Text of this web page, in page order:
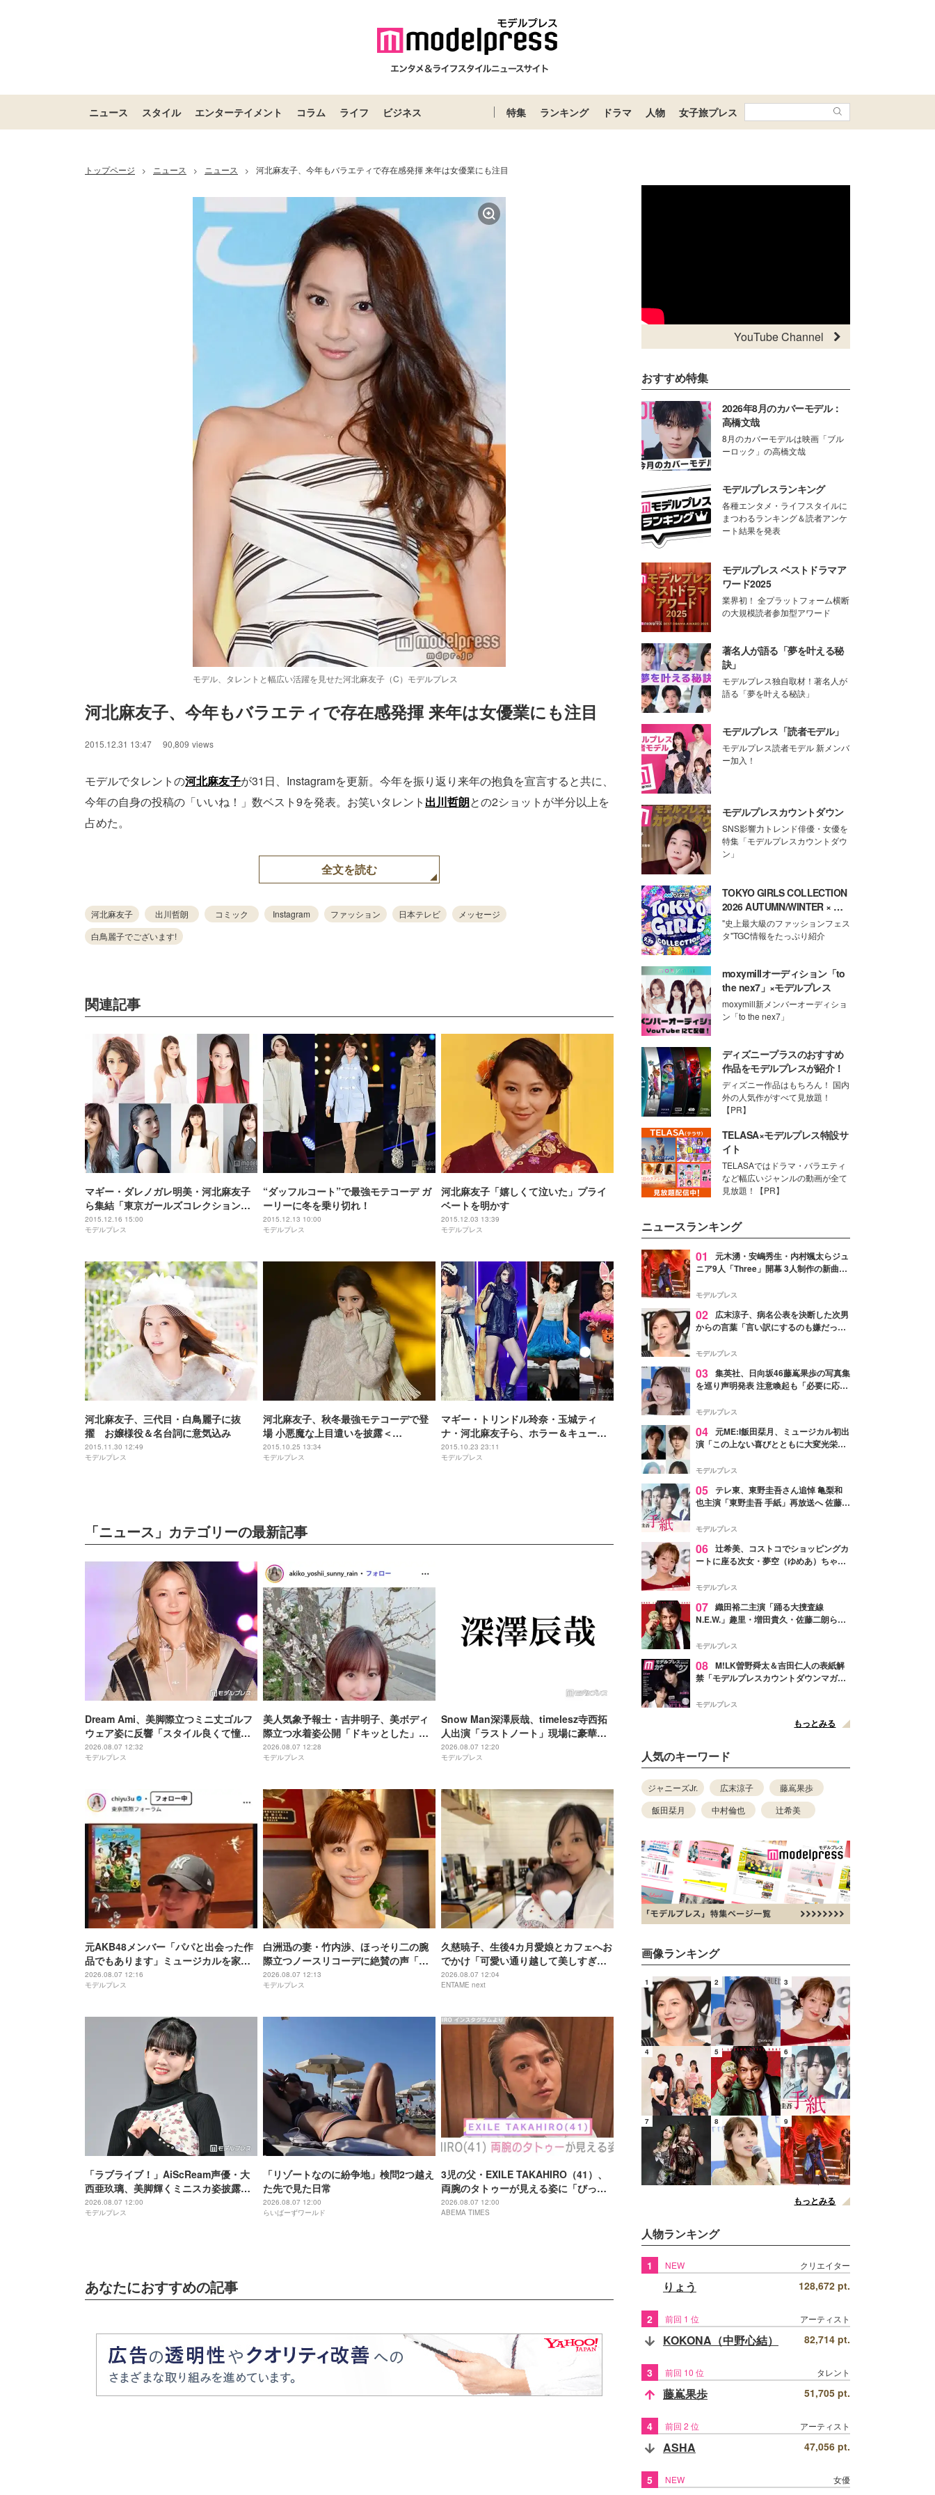
ニュース スタイル エンターテイメント コラム ライフ ビジネス 特集 ランキング ドラマ 人物 女子旅プレス
トップページ > ニュース > ニュース > 河北麻友子、今年もバラエティで存在感発揮 来年は女優業にも注目
モデル、タレントと幅広い活躍を見せた河北麻友子（C）モデルプレス
河北麻友子、今年もバラエティで存在感発揮 来年は女優業にも注目
2015.12.31 13:47 90,809 views
モデルでタレントの河北麻友子が31日、Instagramを更新。今年を振り返り来年の抱負を宣言すると共に、
今年の自身の投稿の「いいね！」数ベスト9を発表。お笑いタレント 出川哲朗との2ショットが半分以上を
占めた。
全文を読む
河北麻友子 出川哲朗 コミック Instagram ファッション 日本テレビ
メッセージ
白鳥麗子でございます!
関連記事
マギー・ダレノガレ明美・河北麻友子
ら集結「東京ガールズコレクション
2016 S／S」開催決定
2015.12.16 15:00
モデルプレス
“ダッフルコート”で最強モテコーデ ガ
ーリーに冬を乗り切れ！
2015.12.13 10:00
モデルプレス
河北麻友子「嬉しくて泣いた」プライ
ベートを明かす
2015.12.03 13:39
モデルプレス
河北麻友子、三代目・白鳥麗子に抜
擢 お嬢様役＆名台詞に意気込み
2015.11.30 12:49
モデルプレス
河北麻友子、秋冬最強モテコーデで登
場 小悪魔な上目遣いを披露＜
GirlsAward 2015 A／W＞
2015.10.25 13:34
モデルプレス
マギー・トリンドル玲奈・玉城ティ
ナ・河北麻友子ら、ホラー＆キュート
にハロウィンナイト彩る
2015.10.23 23:11
モデルプレス
「ニュース」カテゴリーの最新記事
Dream Ami、美脚際立つミニ丈ゴルフ
ウェア姿に反響「スタイル良くて憧れ
る」「緑色新鮮で可愛い」
2026.08.07 12:32
モデルプレス
美人気象予報士・吉井明子、美ボディ
際立つ水着姿公開「ドキッとした」
「理想的」の声
2026.08.07 12:28
モデルプレス
Snow Man深澤辰哉、timelesz寺西拓
人出演「ラストノート」現場に豪華差
し入れ「流しそうめんはレベチ」「想
像超えてきた」と絶賛の声
2026.08.07 12:20
モデルプレス
元AKB48メンバー「パパと出会った作
品でもあります」ミュージカルを家族
で観賞 集合ショットに「胸アツ」「娘
も一緒になんて感慨深い」の声
2026.08.07 12:16
モデルプレス
白洲迅の妻・竹内渉、ほっそり二の腕
際立つノースリコーデに絶賛の声「憧
れのスタイル」「大人カジュアルおし
ゃれ」
2026.08.07 12:13
モデルプレス
久慈暁子、生後4カ月愛娘とカフェへお
でかけ「可愛い通り越して美しすぎ
る」
2026.08.07 12:04
ENTAME next
「ラブライブ！」AiScReam声優・大
西亜玖璃、美脚輝くミニスカ姿披露
「スタイル抜群」「可愛いが渋滞」の
声
2026.08.07 12:00
モデルプレス
「リゾートなのに紛争地」検問2つ越え
た先で見た日常
2026.08.07 12:00
らいばーずワールド
3児の父・EXILE TAKAHIRO（41）、
両腕のタトゥーが見える姿に「びっく
りした!!!」「いつもとまた違った
TAKAHIROさん」などの反響
2026.08.07 12:00
ABEMA TIMES
あなたにおすすめの記事
YouTube Channel
おすすめ特集
2026年8月のカバーモデル：
高橋文哉
8月のカバーモデルは映画「ブル
ーロック」の高橋文哉
モデルプレスランキング
各種エンタメ・ライフスタイルに
まつわるランキング＆読者アンケ
ート結果を発表
モデルプレス ベストドラマア
ワード2025
業界初！ 全プラットフォーム横断
の大規模読者参加型アワード
著名人が語る「夢を叶える秘
訣」
モデルプレス独自取材！著名人が
語る「夢を叶える秘訣」
モデルプレス「読者モデル」
モデルプレス読者モデル 新メンバ
ー加入！
モデルプレスカウントダウン
SNS影響力トレンド俳優・女優を
特集「モデルプレスカウントダウ
ン」
TOKYO GIRLS COLLECTION
2026 AUTUMN/WINTER × モ
デルプレス
"史上最大級のファッションフェス
タ"TGC情報をたっぷり紹介
moxymillオーディション「to
the nex7」×モデルプレス
moxymill新メンバーオーディショ
ン「to the nex7」
ディズニープラスのおすすめ
作品をモデルプレスが紹介！
ディズニー作品はもちろん！ 国内
外の人気作がすべて見放題！
【PR】
TELASA×モデルプレス特設サ
イト
TELASAではドラマ・バラエティ
など幅広いジャンルの動画が全て
見放題！【PR】
ニュースランキング
01
元木湧・安嶋秀生・内村颯太らジュ
ニア9人「Three」開幕 3人制作の新曲＆
進んで夢を掴みたい」【ゲネプロレポ】
モデルプレス
02
広末涼子、病名公表を決断した次男
からの言葉「言い訳にするのも嫌だっ
モデルプレス
03 集英社、日向坂46藤嶌果歩の写真集
を巡り声明発表 注意喚起も「必要に応じ
モデルプレス
04 元ME:I飯田栞月、ミュージカル初出
演「この上ない喜びとともに大変光栄」
ャスト発表
モデルプレス
05 テレ東、東野圭吾さん追悼 亀梨和
也主演「東野圭吾 手紙」再放送へ 佐藤隆
モデルプレス
06 辻希美、コストコでショッピングカ
ートに座る次女・夢空（ゆめあ）ちゃん
ぎ」「成長を感じる」の声
モデルプレス
07 織田裕二主演「踊る大捜査線
N.E.W.」趣里・増田貴久・佐藤二朗ら新
徴する“謎のキーワード”も
モデルプレス
08 M!LK曽野舜太＆吉田仁人の表紙解
禁「モデルプレスカウントダウンマガジ
モデルプレス
もっとみる
人気のキーワード
ジャニーズJr. 広末涼子
藤嶌果歩
飯田栞月
中村倫也 辻希美
画像ランキング
1 2 3
4 5 6
7 8 9
もっとみる
人物ランキング
1 NEW クリエイター
りょう 128,672 pt.
2 前回 1 位 アーティスト
KOKONA（中野心結） 82,714 pt.
3 前回 10 位 タレント
藤嶌果歩 51,705 pt.
4 前回 2 位 アーティスト
ASHA 47,056 pt.
5 NEW 女優